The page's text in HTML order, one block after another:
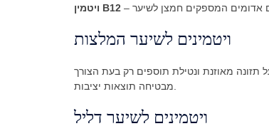
ויטמין B12
ויטמינים לשיער המלצות
תזונה מאוזנת ונטילת תוספים רק בעת הצורך
ויטמינים לשיער דליל